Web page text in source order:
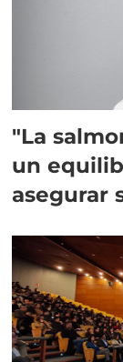
"La
un
asegurar